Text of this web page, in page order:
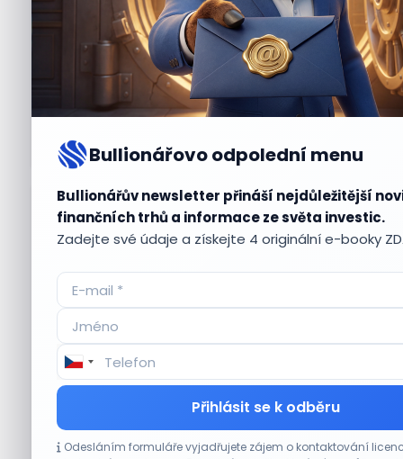
Bullionářovo odpolední menu
Bullionářův newsletter přináší nejdůležitější
finančních trhů a informace ze světa investic.
Zadejte své údaje a získejte 4 originální e-booky
Přihlásit se k odběru
Odesláním formuláře vyjadřujete zájem o kontaktování
Aktuálnípříležitosti
Akcie Micron klesají, ale nejhoršímu